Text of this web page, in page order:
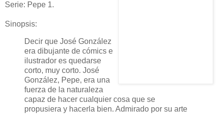
Serie: Pepe 1.
Sinopsis:
Decir que José González
era dibujante de cómics e
ilustrador es quedarse
corto, muy corto. José
González, Pepe, era una
fuerza de la naturaleza
capaz de hacer cualquier cosa que se
propusiera y hacerla bien. Admirado por su arte